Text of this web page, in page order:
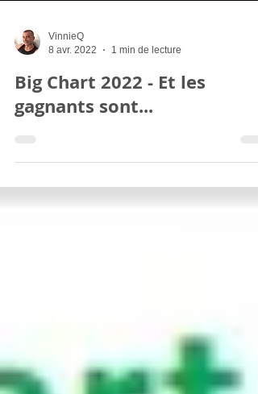
VinnieQ
8 avr. 2022
1 min de lecture
gagnants sont...